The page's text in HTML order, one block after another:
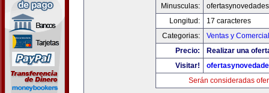
Minusculas:
Longitud:
17 caracteres
Categorias:
Ventas y
Precio:
Realizar una
Visitar!
Serán consideradas